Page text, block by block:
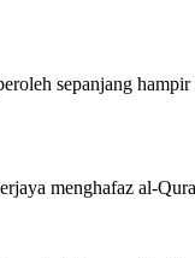
sepanjang hampir
menghafaz al-